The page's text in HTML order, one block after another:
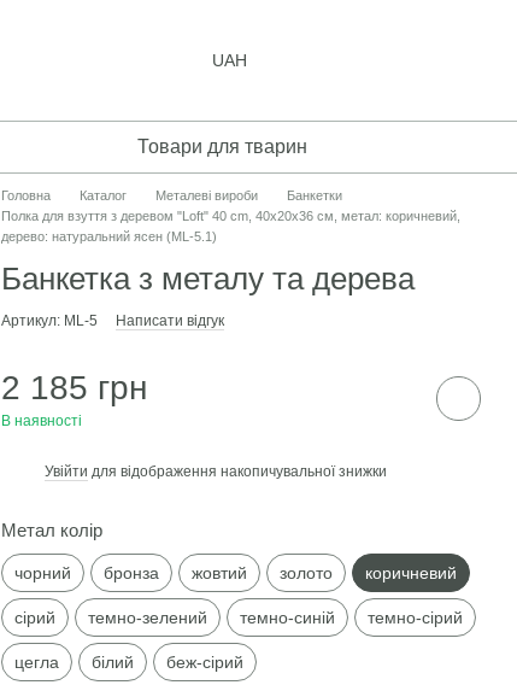
UAH
Товари для тварин
Головна Каталог Металеві вироби
Банкетки
Полка для взуття з деревом "Loft" 40 cm, 40х20х36 см, метал: коричневий,
дерево: натуральний ясен (ML-5.1)
Банкетка з металу та дерева
Артикул: ML-5 Написати відгук
2 185 грн
В наявності
Увійти для відображення накопичувальної знижки
Метал колір
чорний бронза жовтий золото коричневий
сірий темно-зелений темно-синій темно-сірий
цегла білий беж-сірий